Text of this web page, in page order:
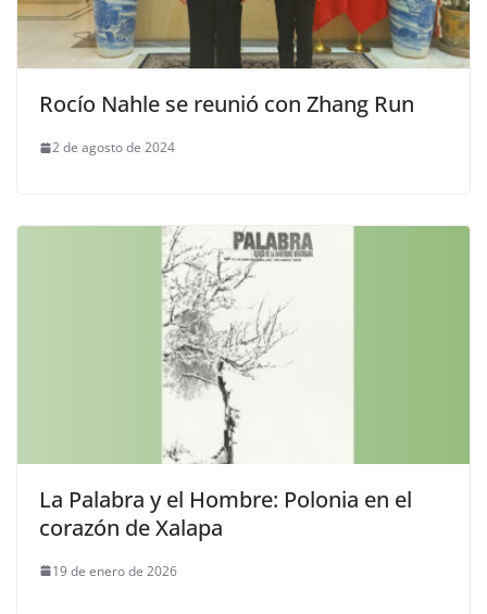
Rocío Nahle se reunió con Zhang Run
2 de agosto de 2024
La Palabra y el Hombre: Polonia en el
corazón de Xalapa
19 de enero de 2026